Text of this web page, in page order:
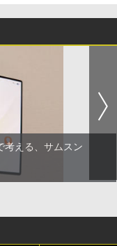
考える、サムスン